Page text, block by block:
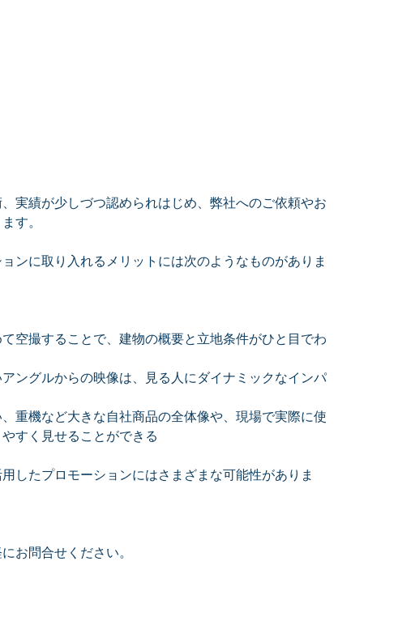
実績が少しづつ認められはじめ、弊社へのご依頼やお
す。
ンに取り入れるメリットには次のようなものがありま
空撮することで、建物の概要と立地条件がひと目でわ
ングルからの映像は、見る人にダイナミックなインパ
重機など大きな自社商品の全体像や、現場で実際に使
すく見せることができる
したプロモーションにはさまざまな可能性がありま
お問合せください。